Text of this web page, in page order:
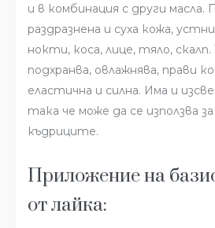
и в комбинация с други масла.
раздразнена и суха кожа,
нокти, коса, лице, тяло, скалп.
подхранва, овлажнява, прави
еластична и силна. Има и
така че може да се използва
къдриците.
Приложение на
от лайка: